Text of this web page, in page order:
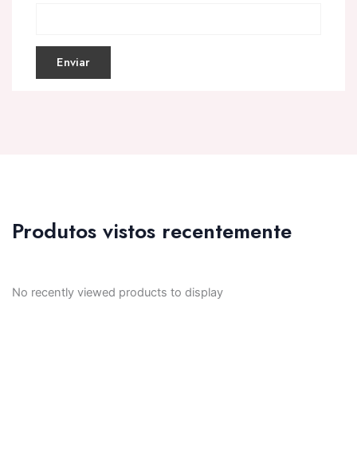
Produtos vistos recentemente
No recently viewed products to display